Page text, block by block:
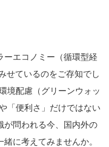
ーエコノミー（循環型経
境配慮（グリーンウォッ
「便利さ」だけではない
が問われる今、国内外の
に考えてみませんか。